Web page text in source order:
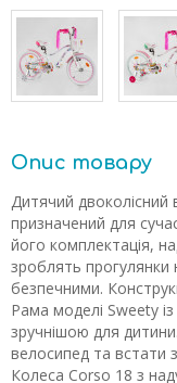
Опис товару
Дитячий двоколісний
призначений для
його комплектація,
зроблять прогулянки
безпечними.
Рама моделі Sweety
зручнішою для
велосипед та встати
Колеса Corso 18 з